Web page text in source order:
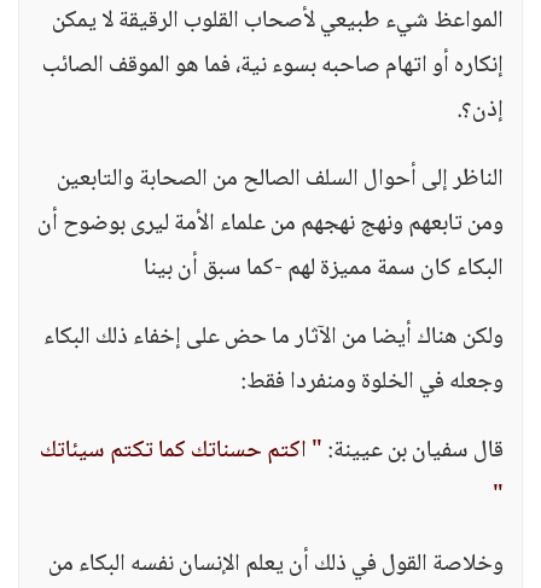
المواعظ شيء طبيعي لأصحاب القلوب الرقيقة لا يمكن
إنكاره أو اتهام صاحبه بسوء نية، فما هو الموقف الصائب
إذن؟.
الناظر إلى أحوال السلف الصالح من الصحابة والتابعين
ومن تابعهم ونهج نهجهم من علماء الأمة ليرى بوضوح أن
البكاء كان سمة مميزة لهم -كما سبق أن بينا
ولكن هناك أيضا من الآثار ما حض على إخفاء ذلك البكاء
وجعله في الخلوة ومنفردا فقط:
قال سفيان بن عيينة:" اكتم حسناتك كما تكتم سيئاتك
"
وخلاصة القول في ذلك أن يعلم الإنسان نفسه البكاء من